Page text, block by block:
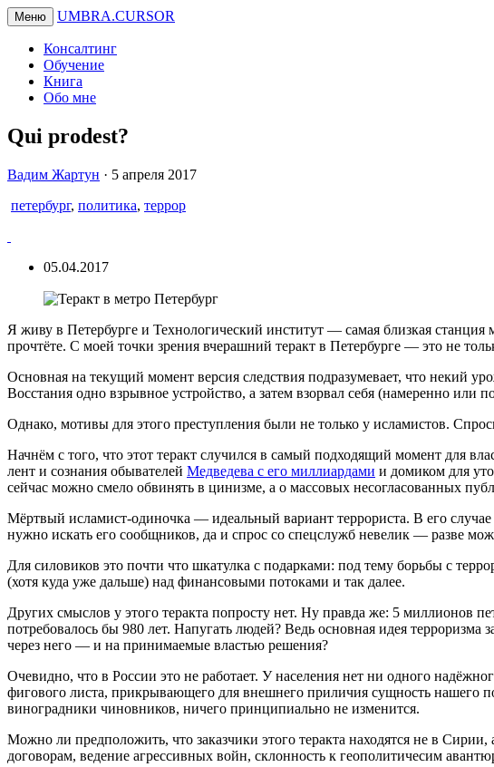
Меню UMBRA.CURSOR
Консалтинг
Обучение
Книга
Обо мне
Qui prodest?
Вадим
Вадим Жартун · 5 апреля 2017
петербург, политика, террор
05.04.2017
Я живу в Петербурге и Технологический институт — самая близкая
прочтёте. С моей точки зрения вчерашний теракт в Петербурге — это не
Основная на текущий момент версия следствия подразумевает, что некий
Восстания одно взрывное устройство, а затем взорвал себя (намеренно
Однако, мотивы для этого преступления были не только у исламистов.
Начнём с того, что этот теракт случился в самый подходящий момент для
лент и сознания обывателей Медведева с его миллиардами и домиком для
сейчас можно смело обвинять в цинизме, а о массовых несогласованных
Мёртвый исламист-одиночка — идеальный вариант террориста. В его
нужно искать его сообщников, да и спрос со спецслужб невелик — разве
Для силовиков это почти что шкатулка с подарками: под тему борьбы с
(хотя куда уже дальше) над финансовыми потоками и так далее.
Других смыслов у этого теракта попросту нет. Ну правда же: 5 миллионов
потребовалось бы 980 лет. Напугать людей? Ведь основная идея
через него — и на принимаемые властью решения?
Очевидно, что в России это не работает. У населения нет ни одного
фигового листа, прикрывающего для внешнего приличия сущность нашего
виноградники чиновников, ничего принципиально не изменится.
Можно ли предположить, что заказчики этого теракта находятся не в
договорам, ведение агрессивных войн, склонность к геополитичесим